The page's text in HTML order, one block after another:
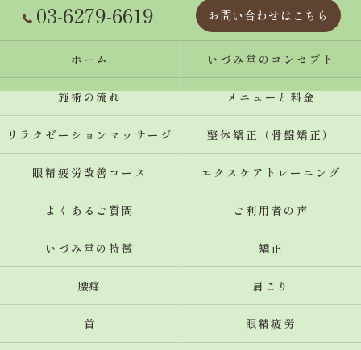
03-6279-6619 お問い合わせはこちら
ホーム いづみ堂のコンセプト
施術の流れ メニューと料金
リラクゼーションマッサージ 整体矯正（骨盤矯正）
眼精疲労改善コース エクスケアトレーニング
よくあるご質問 ご利用者の声
いづみ堂の特徴 矯正
腰痛 肩こり
首 眼精疲労